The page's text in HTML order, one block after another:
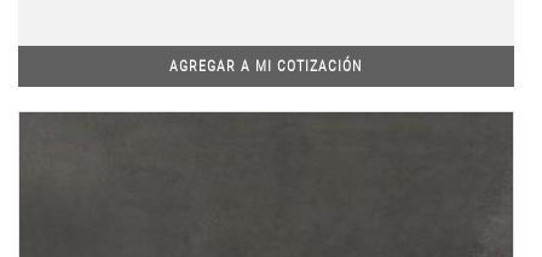
AGREGAR A MI COTIZACIÓN